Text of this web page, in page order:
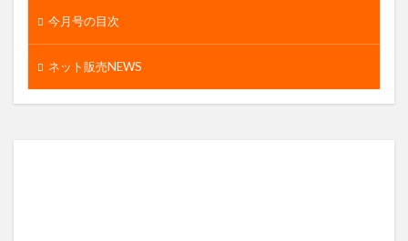
今月号の目次
ネット販売NEWS